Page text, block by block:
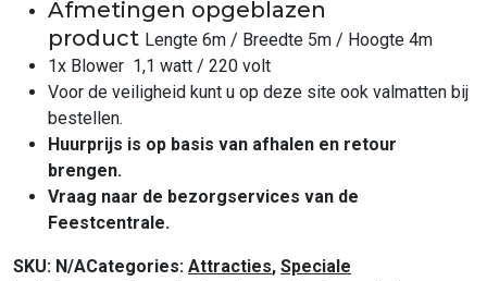
Afmetingen opgeblazen
product Lengte 6m / Breedte 5m / Hoogte 4m
1x Blower 1,1 watt / 220 volt
Voor de veiligheid kunt u op deze site ook valmatten bij
bestellen.
Huurprijs is op basis van afhalen en retour
brengen.
Vraag naar de bezorgservices van de
Feestcentrale.
SKU: N/ACategories: Attracties, Speciale